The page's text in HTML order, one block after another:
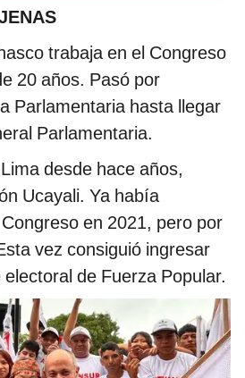
trabaja en el Congreso
20 años. Pasó por
Parlamentaria hasta llegar
Parlamentaria.
desde hace años,
Ucayali. Ya había
en 2021, pero por
vez consiguió ingresar
de Fuerza Popular.